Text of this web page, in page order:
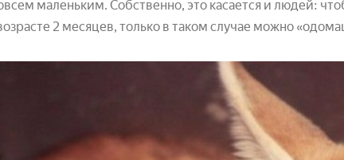
маленьким. Собственно, это касается и людей:
2 месяцев, только в таком случае можно